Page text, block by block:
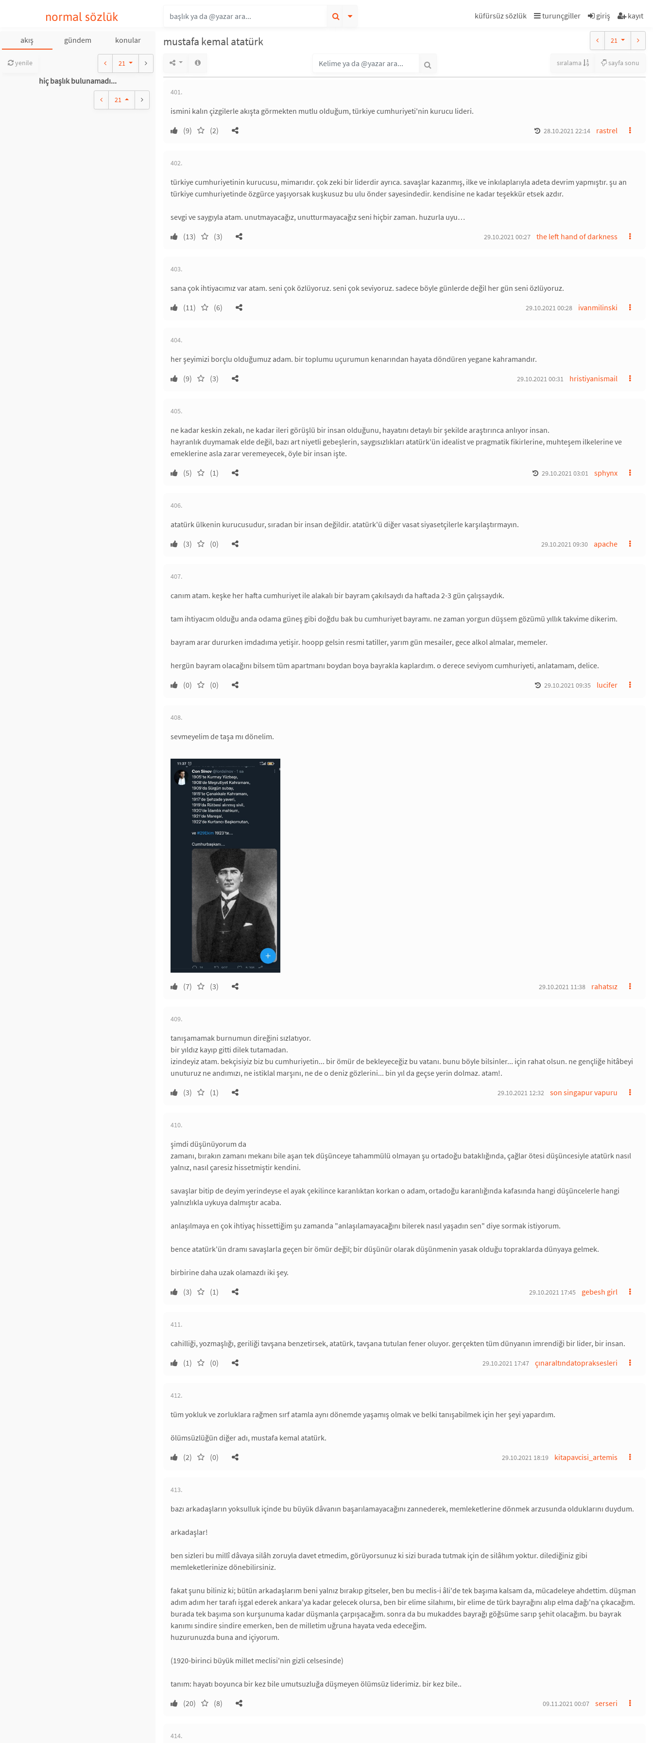
normal sözlük küfürsüz sözlük turunçgiller giriş kayıt
akış gündem konular
yenile 21
hiç başlık bulunamadı...
21
mustafa kemal atatürk 21
sıralama sayfa sonu
401.
ismini kalın çizgilerle akışta görmekten mutlu olduğum, türkiye cumhuriyeti'nin kurucu lideri.
(9)
(2) rastrel
28.10.2021 22:14
402.
türkiye cumhuriyetinin kurucusu, mimarıdır. çok zeki bir liderdir ayrıca. savaşlar kazanmış, ilke ve inkılaplarıyla adeta devrim yapmıştır. şu an
türkiye cumhuriyetinde özgürce yaşıyorsak kuşkusuz bu ulu önder sayesindedir. kendisine ne kadar teşekkür etsek azdır.
sevgi ve saygıyla atam. unutmayacağız, unutturmayacağız seni hiçbir zaman. huzurla uyu…
(13)
(3) the left hand of darkness
29.10.2021 00:27
403.
sana çok ihtiyacımız var atam. seni çok özlüyoruz. seni çok seviyoruz. sadece böyle günlerde değil her gün seni özlüyoruz.
(11)
(6) ivanmilinski
29.10.2021 00:28
404.
her şeyimizi borçlu olduğumuz adam. bir toplumu uçurumun kenarından hayata döndüren yegane kahramandır.
(9)
(3) hristiyanismail
29.10.2021 00:31
405.
ne kadar keskin zekalı, ne kadar ileri görüşlü bir insan olduğunu, hayatını detaylı bir şekilde araştırınca anlıyor insan.
hayranlık duymamak elde değil, bazı art niyetli gebeşlerin, saygısızlıkları atatürk'ün idealist ve pragmatik fikirlerine, muhteşem ilkelerine ve
emeklerine asla zarar veremeyecek, öyle bir insan işte.
(5)
(1) sphynx
29.10.2021 03:01
406.
atatürk ülkenin kurucusudur, sıradan bir insan değildir. atatürk'ü diğer vasat siyasetçilerle karşılaştırmayın.
(3)
(0) apache
29.10.2021 09:30
407.
canım atam. keşke her hafta cumhuriyet ile alakalı bir bayram çakılsaydı da haftada 2-3 gün çalışsaydık.
tam ihtiyacım olduğu anda odama güneş gibi doğdu bak bu cumhuriyet bayramı. ne zaman yorgun düşsem gözümü yıllık takvime dikerim.
bayram arar dururken imdadıma yetişir. hoopp gelsin resmi tatiller, yarım gün mesailer, gece alkol almalar, memeler.
hergün bayram olacağını bilsem tüm apartmanı boydan boya bayrakla kaplardım. o derece seviyom cumhuriyeti, anlatamam, delice.
(0)
(0) lucifer
29.10.2021 09:35
408.
sevmeyelim de taşa mı dönelim.
(7) (3) rahatsız
29.10.2021 11:38
409.
tanışamamak burnumun direğini sızlatıyor.
bir yıldız kayıp gitti dilek tutamadan.
izindeyiz atam. bekçisiyiz biz bu cumhuriyetin... bir ömür de bekleyeceğiz bu vatanı. bunu böyle bilsinler... için rahat olsun. ne gençliğe hitâbeyi
unuturuz ne andımızı, ne istiklal marşını, ne de o deniz gözlerini... bin yıl da geçse yerin dolmaz. atam!.
(3)
(1) son singapur vapuru
29.10.2021 12:32
410.
şimdi düşünüyorum da
zamanı, bırakın zamanı mekanı bile aşan tek düşünceye tahammülü olmayan şu ortadoğu bataklığında, çağlar ötesi düşüncesiyle atatürk nasıl
yalnız, nasıl çaresiz hissetmiştir kendini.
savaşlar bitip de deyim yerindeyse el ayak çekilince karanlıktan korkan o adam, ortadoğu karanlığında kafasında hangi düşüncelerle hangi
yalnızlıkla uykuya dalmıştır acaba.
anlaşılmaya en çok ihtiyaç hissettiğim şu zamanda "anlaşılamayacağını bilerek nasıl yaşadın sen" diye sormak istiyorum.
bence atatürk'ün dramı savaşlarla geçen bir ömür değil; bir düşünür olarak düşünmenin yasak olduğu topraklarda dünyaya gelmek.
birbirine daha uzak olamazdı iki şey.
(3)
(1) gebesh girl
29.10.2021 17:45
411.
cahilliği, yozmaşlığı, geriliği tavşana benzetirsek, atatürk, tavşana tutulan fener oluyor. gerçekten tüm dünyanın imrendiği bir lider, bir insan.
(1)
(0) çınaraltındatopraksesleri
29.10.2021 17:47
412.
tüm yokluk ve zorluklara rağmen sırf atamla aynı dönemde yaşamış olmak ve belki tanışabilmek için her şeyi yapardım.
ölümsüzlüğün diğer adı, mustafa kemal atatürk.
(2)
(0) kitapavcisi_artemis
29.10.2021 18:19
413.
bazı arkadaşların yoksulluk içinde bu büyük dâvanın başarılamayacağını zannederek, memleketlerine dönmek arzusunda olduklarını duydum.
arkadaşlar!
ben sizleri bu millî dâvaya silâh zoruyla davet etmedim, görüyorsunuz ki sizi burada tutmak için de silâhım yoktur. dilediğiniz gibi
memleketlerinize dönebilirsiniz.
fakat şunu biliniz ki; bütün arkadaşlarım beni yalnız bırakıp gitseler, ben bu meclis-i âli'de tek başıma kalsam da, mücadeleye ahdettim. düşman
adım adım her tarafı işgal ederek ankara'ya kadar gelecek olursa, ben bir elime silahımı, bir elime de türk bayrağını alıp elma dağı'na çıkacağım.
burada tek başıma son kurşunuma kadar düşmanla çarpışacağım. sonra da bu mukaddes bayrağı göğsüme sarıp şehit olacağım. bu bayrak
kanımı sindire sindire emerken, ben de milletim uğruna hayata veda edeceğim.
huzurunuzda buna and içiyorum.
(1920-birinci büyük millet meclisi'nin gizli celsesinde)
tanım: hayatı boyunca bir kez bile umutsuzluğa düşmeyen ölümsüz liderimiz. bir kez bile..
(20)
(8) serseri
09.11.2021 00:07
414.